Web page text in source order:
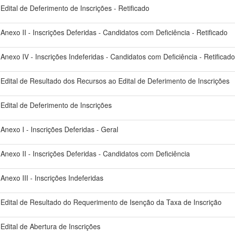
Edital de Deferimento de Inscrições - Retificado
Anexo II - Inscrições Deferidas - Candidatos com Deficiência - Retificado
Anexo IV - Inscrições Indeferidas - Candidatos com Deficiência - Retificado
Edital de Resultado dos Recursos ao Edital de Deferimento de Inscrições
Edital de Deferimento de Inscrições
Anexo I - Inscrições Deferidas - Geral
Anexo II - Inscrições Deferidas - Candidatos com Deficiência
Anexo III - Inscrições Indeferidas
Edital de Resultado do Requerimento de Isenção da Taxa de Inscrição
Edital de Abertura de Inscrições